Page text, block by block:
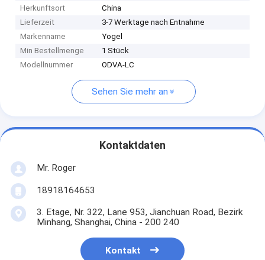
Herkunftsort
China
Lieferzeit
3-7 Werktage nach Entnahme
Markenname
Yogel
Min Bestellmenge
1 Stück
Modellnummer
ODVA-LC
Sehen Sie mehr an
Kontaktdaten
Mr. Roger
18918164653
3. Etage, Nr. 322, Lane 953, Jianchuan Road, Bezirk
Minhang, Shanghai, China - 200 240
Kontakt